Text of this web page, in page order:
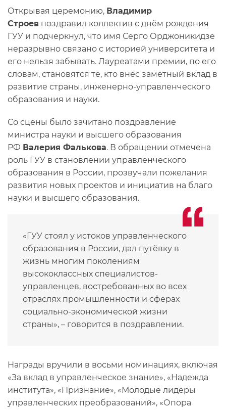
Открывая церемонию, Владимир
Строев поздравил коллектив с днём рождения
ГУУ и подчеркнул, что имя Серго Орджоникидзе
неразрывно связано с историей университета и
его нельзя забывать. Лауреатами премии, по его
словам, становятся те, кто внёс заметный вклад в
развитие страны, инженерно-управленческого
образования и науки.
Со сцены было зачитано поздравление
министра науки и высшего образования
РФ Валерия Фалькова. В обращении отмечена
роль ГУУ в становлении управленческого
образования в России, прозвучали пожелания
развития новых проектов и инициатив на благо
науки и высшего образования.
«ГУУ стоял у истоков управленческого
образования в России, дал путёвку в
жизнь многим поколениям
высококлассных специалистов-
управленцев, востребованных во всех
отраслях промышленности и сферах
социально-экономической жизни
страны», – говорится в поздравлении.
Награды вручили в восьми номинациях, включая
«За вклад в управленческое знание», «Надежда
института», «Признание», «Молодые лидеры
управленческих преобразований», «Опора